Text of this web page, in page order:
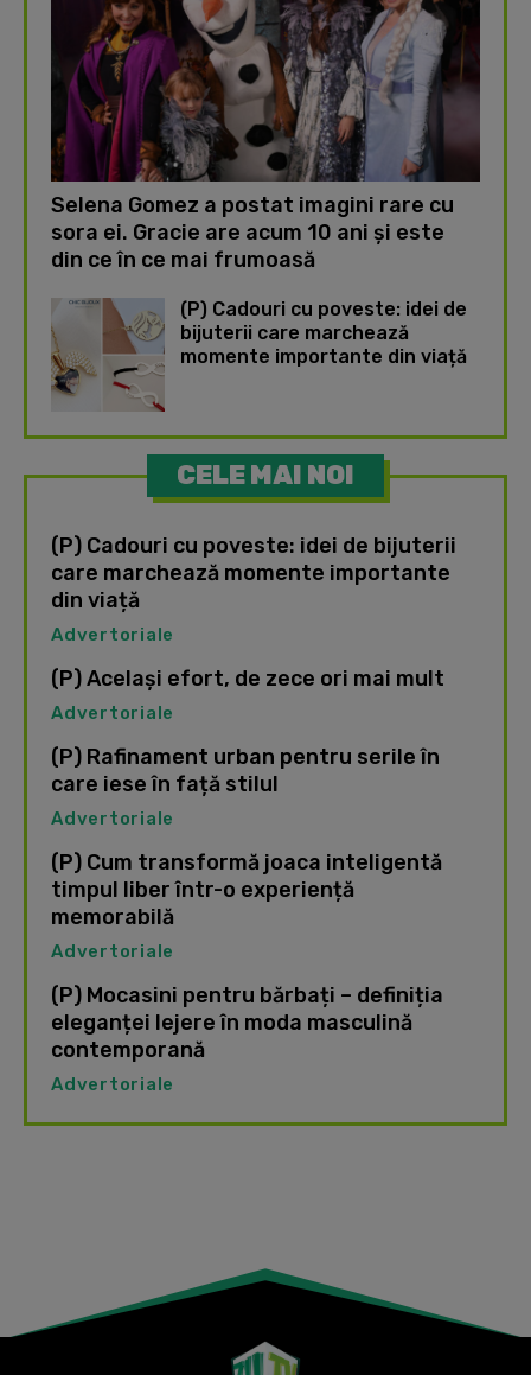
Selena Gomez a postat imagini rare cu
sora ei. Gracie are acum 10 ani și este
din ce în ce mai frumoasă
(P) Cadouri cu poveste: idei de
bijuterii care marchează
momente importante din viață
CELE MAI NOI
(P) Cadouri cu poveste: idei de bijuterii
care marchează momente importante
din viață
Advertoriale
(P) Același efort, de zece ori mai mult
Advertoriale
(P) Rafinament urban pentru serile în
care iese în față stilul
Advertoriale
(P) Cum transformă joaca inteligentă
timpul liber într-o experiență
memorabilă
Advertoriale
(P) Mocasini pentru bărbați – definiția
eleganței lejere în moda masculină
contemporană
Advertoriale